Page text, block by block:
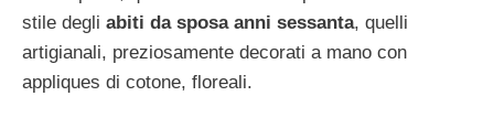
stile degli abiti da sposa anni sessanta, quelli
artigianali, preziosamente decorati a mano con
appliques di cotone, floreali.